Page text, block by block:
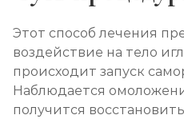
Кодирование СИТ
Кодирование тройной блок
Этот способ лечения
воздействие на тело
происходит запуск
Наблюдается
получится